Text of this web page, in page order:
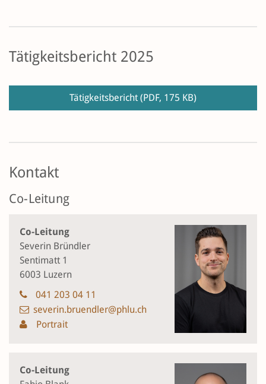
Tätigkeitsbericht 2025
Tätigkeitsbericht (PDF, 175 KB)
Kontakt
Co-Leitung
Co-Leitung
Severin Bründler
Sentimatt 1
6003 Luzern
041 203 04 11
severin.bruendler@phlu.ch
Portrait
Co-Leitung